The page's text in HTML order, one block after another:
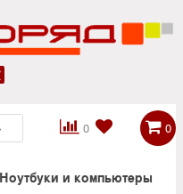
0

 0
Ноутбуки и компьютеры